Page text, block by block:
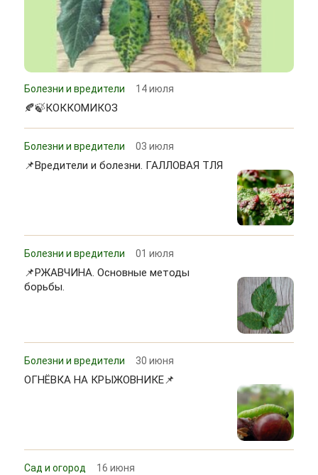
Болезни и вредители 14 июля
🍂🍃КОККОМИКОЗ
Болезни и вредители 03 июля
📌Вредители и болезни. ГАЛЛОВАЯ ТЛЯ
Болезни и вредители 01 июля
📌РЖАВЧИНА. Основные методы
борьбы.
Болезни и вредители 30 июня
ОГНЁВКА НА КРЫЖОВНИКЕ📌
Сад и огород 16 июня